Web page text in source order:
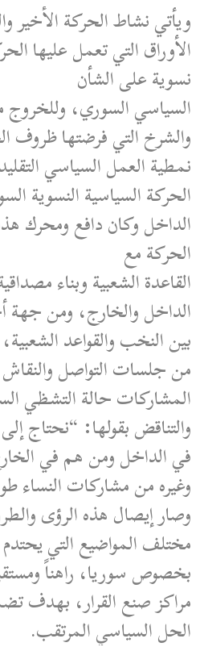
ويأتي نشاط الحركة الأخير
الأوراق التي تعمل عليها
نسوية على الشأن
السياسي السوري، وللخروج
والشرخ التي فرضتها ظروف
نمطية العمل السياسي
الحركة السياسية النسوية
الداخل وكان دافع ومحرك
الحركة مع
القاعدة الشعبية وبناء
الداخل والخارج، ومن جهة
بين النخب والقواعد
من جلسات التواصل
المشاركات حالة التشظي
والتناقض بقولها: “نحتاج
في الداخل ومن هم في
وغيره من مشاركات النساء
وصار إيصال هذه الرؤى
مختلف المواضيع التي
بخصوص سوريا، راهناً
مراكز صنع القرار، بهدف
الحل السياسي المرتقب.